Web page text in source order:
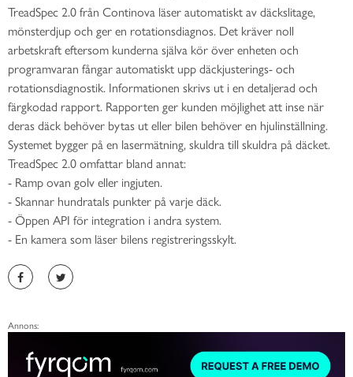
TreadSpec 2.0 från Continova läser automatiskt av däckslitage,
mönsterdjup och ger en rotationsdiagnos. Det kräver noll
arbetskraft eftersom kunderna själva kör över enheten och
programvaran fångar automatiskt upp däckjusterings- och
rotationsdiagnostik. Informationen skrivs ut i en detaljerad och
färgkodad rapport. Rapporten ger kunden möjlighet att inse när
deras däck behöver bytas ut eller bilen behöver en hjulinställning.
Systemet bygger på en lasermätning, skuldra till skuldra på däcket.
TreadSpec 2.0 omfattar bland annat:
- Ramp ovan golv eller ingjuten.
- Skannar hundratals punkter på varje däck.
- Öppen API för integration i andra system.
- En kamera som läser bilens registreringsskylt.
Annons: